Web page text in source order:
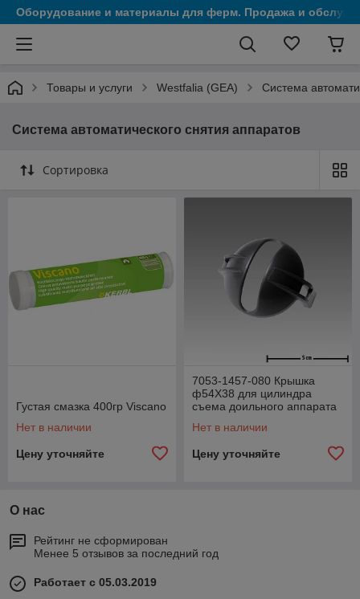
Оборудование и материалы для ферм. Продажа и
Товары и услуги Westfalia (GEA) Система
Система автоматического снятия аппаратов
Сортировка
Густая смазка 400гр Viscano
Нет в наличии
Цену уточняйте
7053-1457-080 Крышка
ф54X38 для цилиндра
съема доильного аппарата
Нет в наличии
Цену уточняйте
О нас
Рейтинг не сформирован
Менее 5 отзывов за последний год
Работает с 05.03.2019